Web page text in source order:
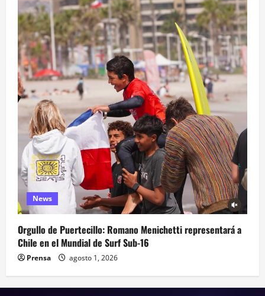
News
Orgullo de Puertecillo: Romano Menichetti representará a
Chile en el Mundial de Surf Sub-16
Prensa agosto 1, 2026